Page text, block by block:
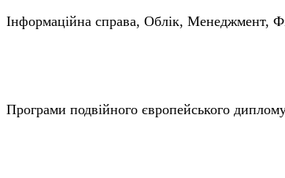
Інформаційна справа, Облік, Менеджмент,
Програми подвійного європейського